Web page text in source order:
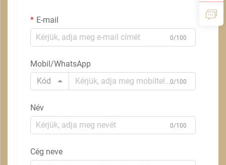
E-mail
0/100
Mobil/WhatsApp
Kód
0/100
Név
0/100
Cég neve